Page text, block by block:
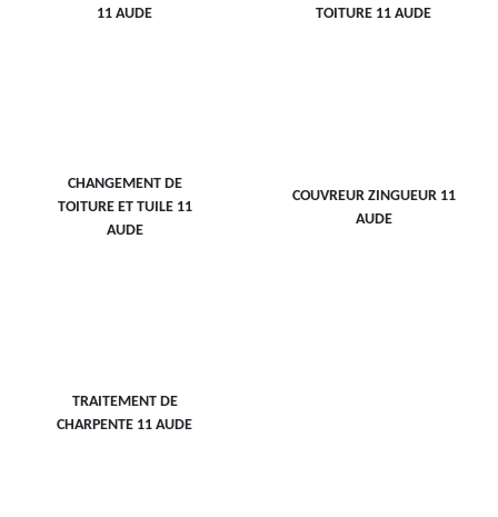
11 AUDE
TOITURE 11 AUDE
CHANGEMENT DE
TOITURE ET TUILE 11
AUDE
COUVREUR ZINGUEUR 11
AUDE
TRAITEMENT DE
CHARPENTE 11 AUDE